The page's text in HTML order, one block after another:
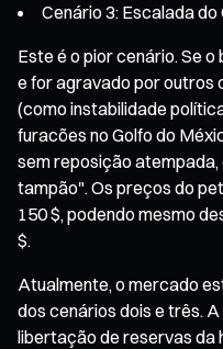
Cenário 3: Escalada
Este é o pior cenário. Se
e for agravado por outros
(como instabilidade
furacões no Golfo do
sem reposição
tampão". Os preços do
150 $, podendo mesmo
$.
Atualmente, o mercado
dos cenários dois e três.
libertação de reservas da